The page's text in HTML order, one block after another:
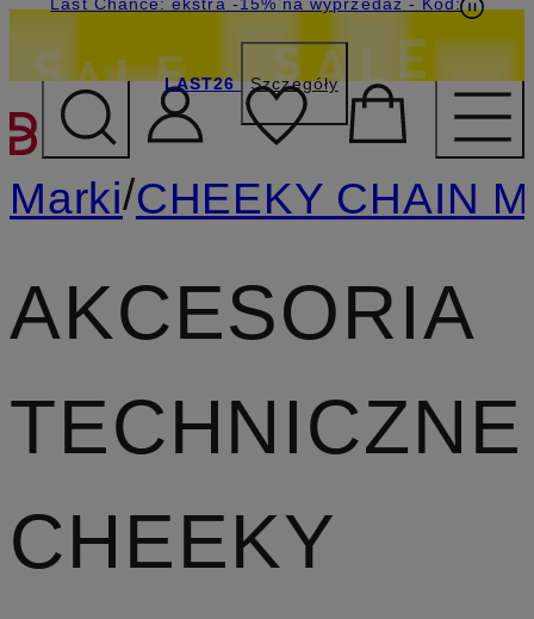
PRZEJDŹ DO GŁÓWNEJ
LAST26 Szczegóły
Marki/CHEEKY CHAIN
AKCESORIA
TECHNICZNE
CHEEKY